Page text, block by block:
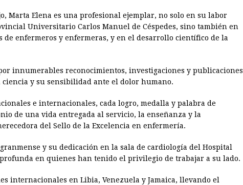
Marta Elena es una profesional ejemplar, no solo en su labor
Universitario Carlos Manuel de Céspedes, sino también en
de enfermeros y enfermeras, y en el desarrollo científico de la
innumerables reconocimientos, investigaciones y publicaciones
y su sensibilidad ante el dolor humano.
e internacionales, cada logro, medalla y palabra de
de una vida entregada al servicio, la enseñanza y la
del Sello de la Excelencia en enfermería.
y su dedicación en la sala de cardiología del Hospital
en quienes han tenido el privilegio de trabajar a su lado.
internacionales en Libia, Venezuela y Jamaica, llevando el